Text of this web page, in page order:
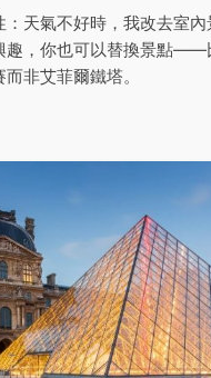
：天氣不好時，我改去室
趣，你也可以替換景點——
非艾菲爾鐵塔。